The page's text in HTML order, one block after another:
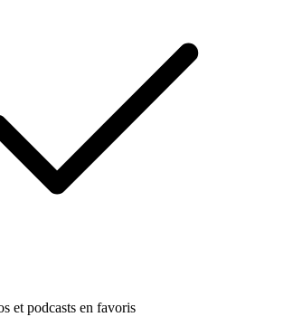
et podcasts en favoris